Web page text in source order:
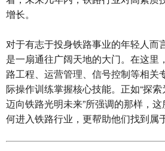
增长。
对于有志于投身铁路事业的年轻人而
是一扇通往广阔天地的大门。在这里
路工程、运营管理、信号控制等相关
际操作训练掌握核心技能。正如“探
迈向铁路光明未来”所强调的那样，
何进入铁路行业，更帮助他们找到属